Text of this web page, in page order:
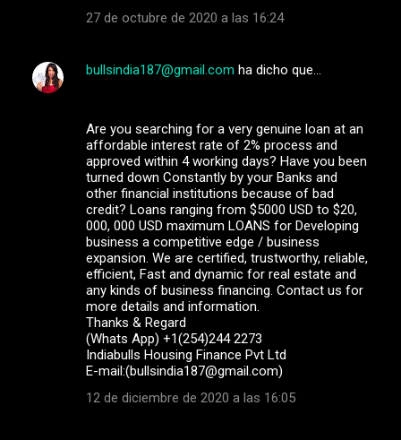
27 de octubre de 2020 a las 16:24
bullsindia187@gmail.com ha dicho que…
Are you searching for a very genuine loan at an
affordable interest rate of 2% process and
approved within 4 working days? Have you been
turned down Constantly by your Banks and
other financial institutions because of bad
credit? Loans ranging from $5000 USD to $20,
000, 000 USD maximum LOANS for Developing
business a competitive edge / business
expansion. We are certified, trustworthy, reliable,
efficient, Fast and dynamic for real estate and
any kinds of business financing. Contact us for
more details and information.
Thanks & Regard
(Whats App) +1(254)244 2273
Indiabulls Housing Finance Pvt Ltd
E-mail:(bullsindia187@gmail.com)
12 de diciembre de 2020 a las 16:05